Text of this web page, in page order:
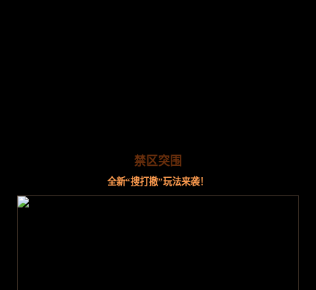
禁区突围
全新“搜打撤”玩法来袭！